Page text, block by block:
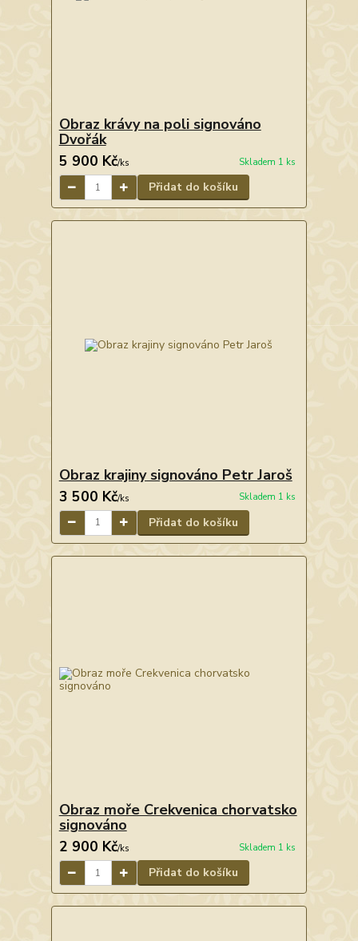
Obraz krávy na poli signováno
Dvořák
5 900 Kč/ks Skladem 1 ks
Přidat do košíku
Obraz krajiny signováno Petr Jaroš
3 500 Kč/ks Skladem 1 ks
Přidat do košíku
Obraz moře Crekvenica chorvatsko
signováno
2 900 Kč/ks Skladem 1 ks
Přidat do košíku